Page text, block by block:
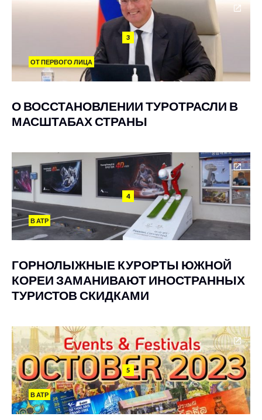
3
ОТ ПЕРВОГО ЛИЦА
О ВОССТАНОВЛЕНИИ ТУРОТРАСЛИ В
МАСШТАБАХ СТРАНЫ
4
В АТР
ГОРНОЛЫЖНЫЕ КУРОРТЫ ЮЖНОЙ
КОРЕИ ЗАМАНИВАЮТ ИНОСТРАННЫХ
ТУРИСТОВ СКИДКАМИ
5
В АТР